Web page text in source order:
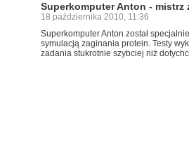
Superkomputer Anton - mistrz
18 października 2010, 11:36
Superkomputer Anton został
symulacją zaginania protein. Testy
zadania stukrotnie szybciej niż